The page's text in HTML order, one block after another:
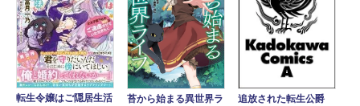
転生令嬢はご隠居生活
苔から始まる異世界ラ
追放された転生公爵